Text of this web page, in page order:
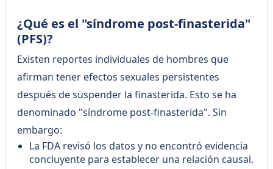
¿Qué es el "síndrome post-finasterida"
(PFS)?
Existen reportes individuales de hombres que
afirman tener efectos sexuales persistentes
después de suspender la finasterida. Esto se ha
denominado "síndrome post-finasterida". Sin
embargo:
La FDA revisó los datos y no encontró evidencia
concluyente para establecer una relación causal.